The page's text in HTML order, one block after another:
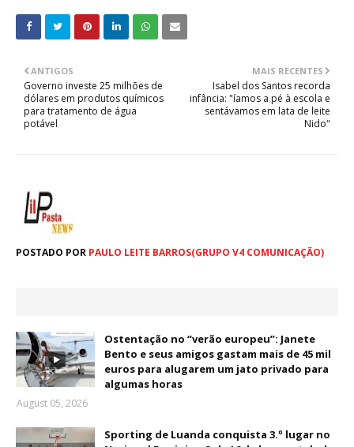
MAIS RECENTES
Isabel dos Santos recorda
infância: "íamos a pé à escola e
sentávamos em lata de leite
Nido"
ANTIGOS
Governo investe 25 milhões de
dólares em produtos químicos
para tratamento de água
potável
POSTADO POR PAULO LEITE BARROS(GRUPO V4 COMUNICAÇÃO)
Ostentação no “verão europeu”: Janete
Bento e seus amigos gastam mais de 45 mil
euros para alugarem um jato privado para
algumas horas
August 05, 2026
Sporting de Luanda conquista 3.º lugar no